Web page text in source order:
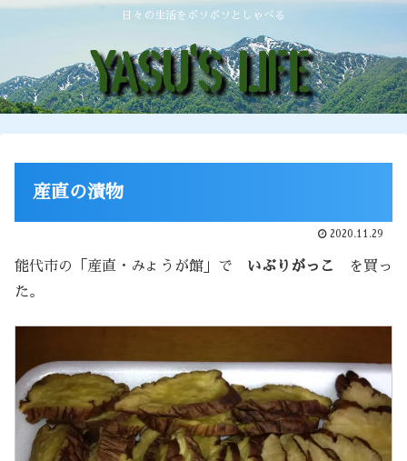
日々の生活をボソボソとしゃべる
産直の漬物
2020.11.29
能代市の「産直・みょうが館」で いぶりがっこ
を買っ
た。